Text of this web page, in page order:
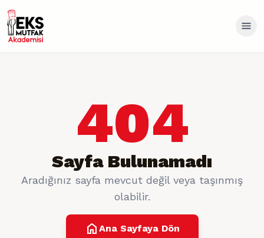
404
Sayfa Bulunamadı
Aradığınız sayfa mevcut değil veya taşınmış
olabilir.
home Ana Sayfaya Dön